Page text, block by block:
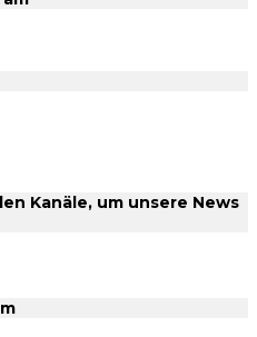
Kanäle, um unsere News